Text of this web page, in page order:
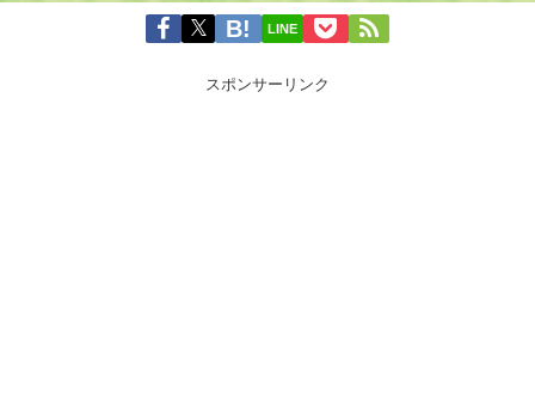
LINE
スポンサーリンク